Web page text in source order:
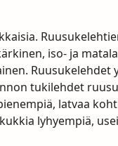
iso- ja
Ruusukelehdet
tukilehdet
latvaa
lyhyempiä,